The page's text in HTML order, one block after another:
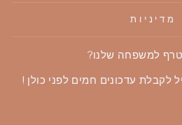
מדיניות
למשפחה שלנו?
לקבלת עדכונים חמים לפני כולן !